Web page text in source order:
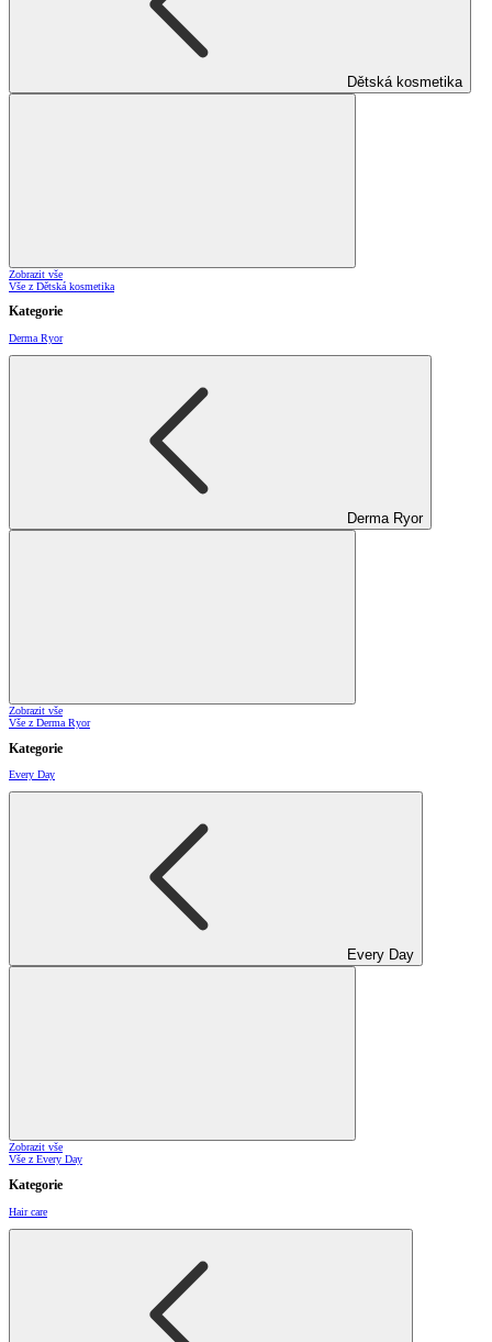
Dětská kosmetika
Zobrazit vše
Vše z Dětská kosmetika
Kategorie
Derma Ryor
Derma Ryor
Zobrazit vše
Vše z Derma Ryor
Kategorie
Every Day
Every Day
Zobrazit vše
Vše z Every Day
Kategorie
Hair care